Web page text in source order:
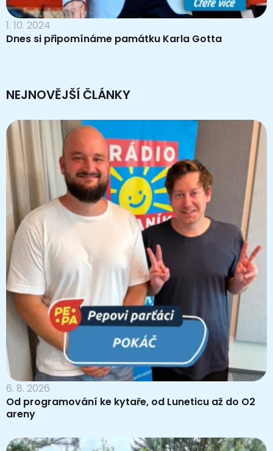
1. 10. 2024
Dnes si připomínáme památku Karla Gotta
NEJNOVĚJŠÍ ČLÁNKY
6. 8. 2026
Od programování ke kytaře, od Luneticu až do O2
areny